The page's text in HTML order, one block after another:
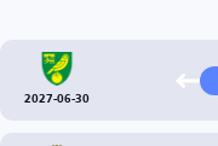
2027-06-30